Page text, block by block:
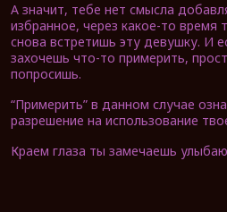
А значит, тебе нет смысла
избранное, через какое-то время
снова встретишь эту девушку. И
захочешь что-то примерить,
попросишь.
“Примерить” в данном случае
разрешение на использование
Краем глаза ты замечаешь